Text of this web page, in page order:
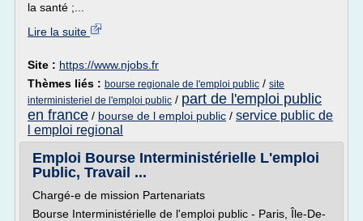
la santé ;...
Lire la suite
Site : https://www.njobs.fr
Thèmes liés : bourse regionale de l'emploi public / site
interministeriel de l'emploi public / part de l'emploi public
en france / bourse de l emploi public / service public de
l emploi regional
Emploi Bourse Interministérielle L'emploi
Public, Travail ...
Chargé-e de mission Partenariats
Bourse Interministérielle de l'emploi public - Paris, Île-De-